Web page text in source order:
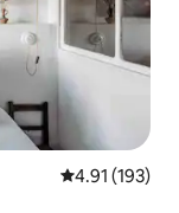
Calificación
4.91 (193)